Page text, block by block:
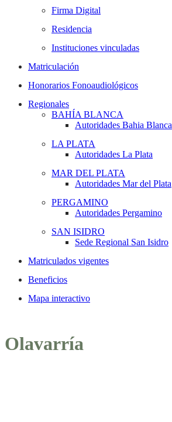
Firma Digital
Residencia
Instituciones vinculadas
Matriculación
Honorarios Fonoaudiológicos
Regionales
BAHÍA BLANCA
Autoridades Bahia Blanca
LA PLATA
Autoridades La Plata
MAR DEL PLATA
Autoridades Mar del Plata
PERGAMINO
Autoridades Pergamino
SAN ISIDRO
Sede Regional San Isidro
Matriculados vigentes
Beneficios
Mapa interactivo
Olavarría